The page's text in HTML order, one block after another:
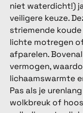
niet waterdicht!)
veiligere keuze.
striemende
lichte motregen
afparelen.
vermogen,
lichaamswarmte
Pas als je
wolkbreuk of